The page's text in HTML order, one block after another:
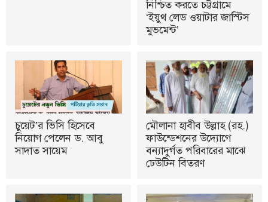
নিশ্চিত করতে চট্টগ্রামে
‘ইয়ুথ লেড ওয়াটার জাস্টিস
মুভমেন্ট’
চুয়েট’র ভিসি হিসেবে
নিয়োগ পেলেন ড. আবু
সাদাত সায়েম
মৌলানা হাবীব উল্লাহ (রহ.)
ফাউন্ডেশনের উদ্যোগে
বন্যাদুর্গত পরিবারের মাঝে
ঢেউটিন বিতরণ